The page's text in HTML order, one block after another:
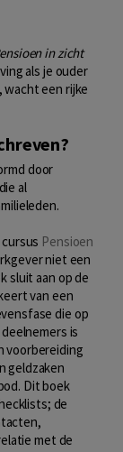
in zicht
als je ouder
een rijke
door
al
Pensioen
niet een
sluit aan op de
van een
die op
is
voorbereiding
geldzaken
Dit boek
de
met de